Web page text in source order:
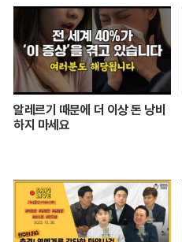
알레르기 때문에 더 이상 돈 낭비
하지 마세요